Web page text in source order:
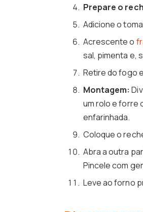
Prepare o
Adicione o
Acrescente o
sal, pimenta e,
Retire do fogo
Montagem:
um rolo e forre
enfarinhada.
Coloque o
Abra a outra
Pincele com
Leve ao forno